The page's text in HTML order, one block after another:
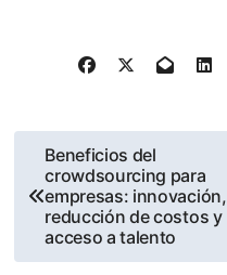
Post
navigation
Beneficios del
crowdsourcing para
empresas: innovación,
reducción de costos y
acceso a talento